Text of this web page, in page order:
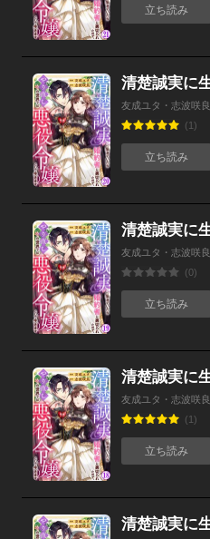
立ち読み
友成ユタ・志波咲良
(1)
立ち読み
友成ユタ・志波咲良
(0)
立ち読み
友成ユタ・志波咲良
(1)
立ち読み